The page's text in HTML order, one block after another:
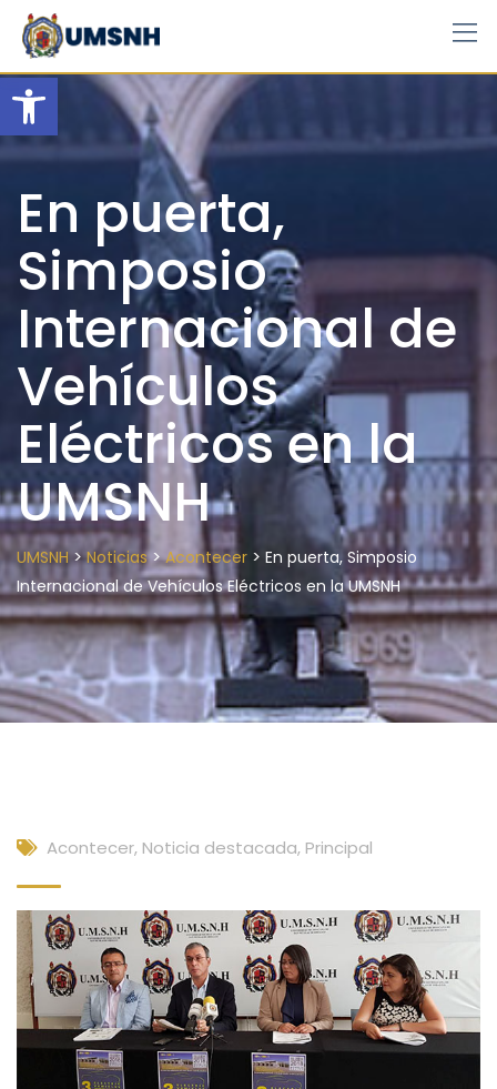
Open toolbar
Skip
content
En puerta,
Simposio
Internacional de
Vehículos
Eléctricos en la
UMSNH
UMSNH>Noticias>Acontecer > En puerta, Simposio
Internacional de Vehículos Eléctricos en la UMSNH
Acontecer, Noticia destacada, Principal